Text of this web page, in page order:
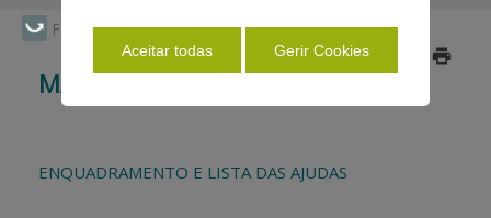
Faça Swipe para ver o menu
AJUDAS/APOIOS
INFORMAÇÕES
ESTATÍSTICAS
MADEIRA - PRODERAM 2020
ENQUADRAMENTO E LISTA DAS AJUDAS
Atualizado a 2025/02/27
Aceitar todas Gerir Cookies